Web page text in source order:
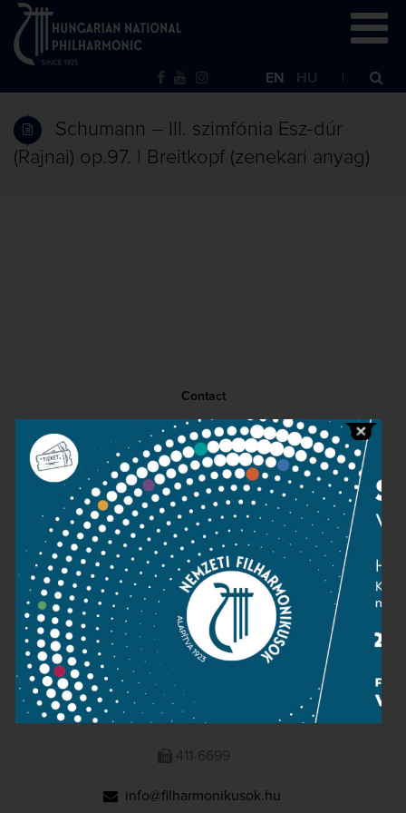
EN HU
Schumann – III. szimfónia Esz-dúr
(Rajnai) op.97. | Breitkopf (zenekari anyag)
Contact
Public information
Press room
Terms and privacy
Imprint
NATIONAL PHILHARMONIC
1095 Budapest, Komor Marcell u. 1. (Müpa)
411-6600
411-6699
info@filharmonikusok.hu